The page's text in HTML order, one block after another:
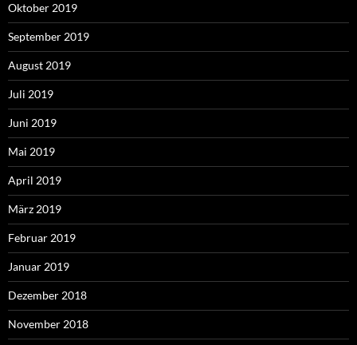
Oktober 2019
September 2019
August 2019
Juli 2019
Juni 2019
Mai 2019
April 2019
März 2019
Februar 2019
Januar 2019
Dezember 2018
November 2018